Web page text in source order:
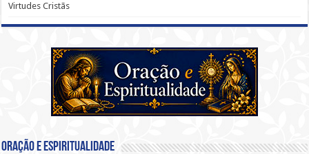
Virtudes Cristãs
Oração e Espiritualidade